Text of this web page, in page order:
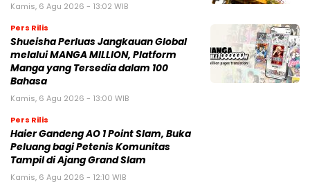
Kamis, 6 Agu 2026 - 13:02 WIB
Pers Rilis
Shueisha Perluas Jangkauan Global
melalui MANGA MILLION, Platform
Manga yang Tersedia dalam 100
Bahasa
Kamis, 6 Agu 2026 - 13:00 WIB
Pers Rilis
Haier Gandeng AO 1 Point Slam, Buka
Peluang bagi Petenis Komunitas
Tampil di Ajang Grand Slam
Kamis, 6 Agu 2026 - 12:10 WIB